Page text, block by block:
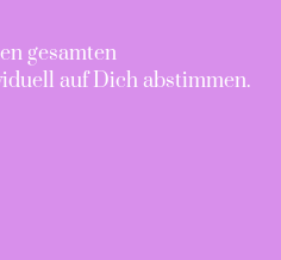
gesamten
auf Dich abstimmen.